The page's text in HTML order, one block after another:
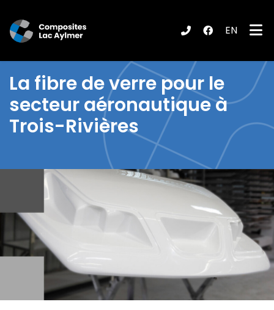
(Produits / Services )
EN
La fibre de verre pour le
secteur aéronautique à
Trois-Rivières